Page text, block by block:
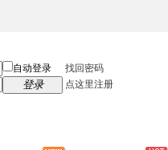
自动登录
找回密码
登录 点这里注册